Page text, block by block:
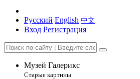
Русский English 中文
Вход Регистрация
Музей Галерикс
Старые картины